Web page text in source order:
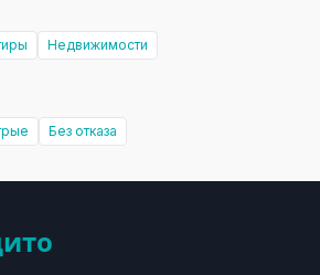
Недвижимости
Без отказа